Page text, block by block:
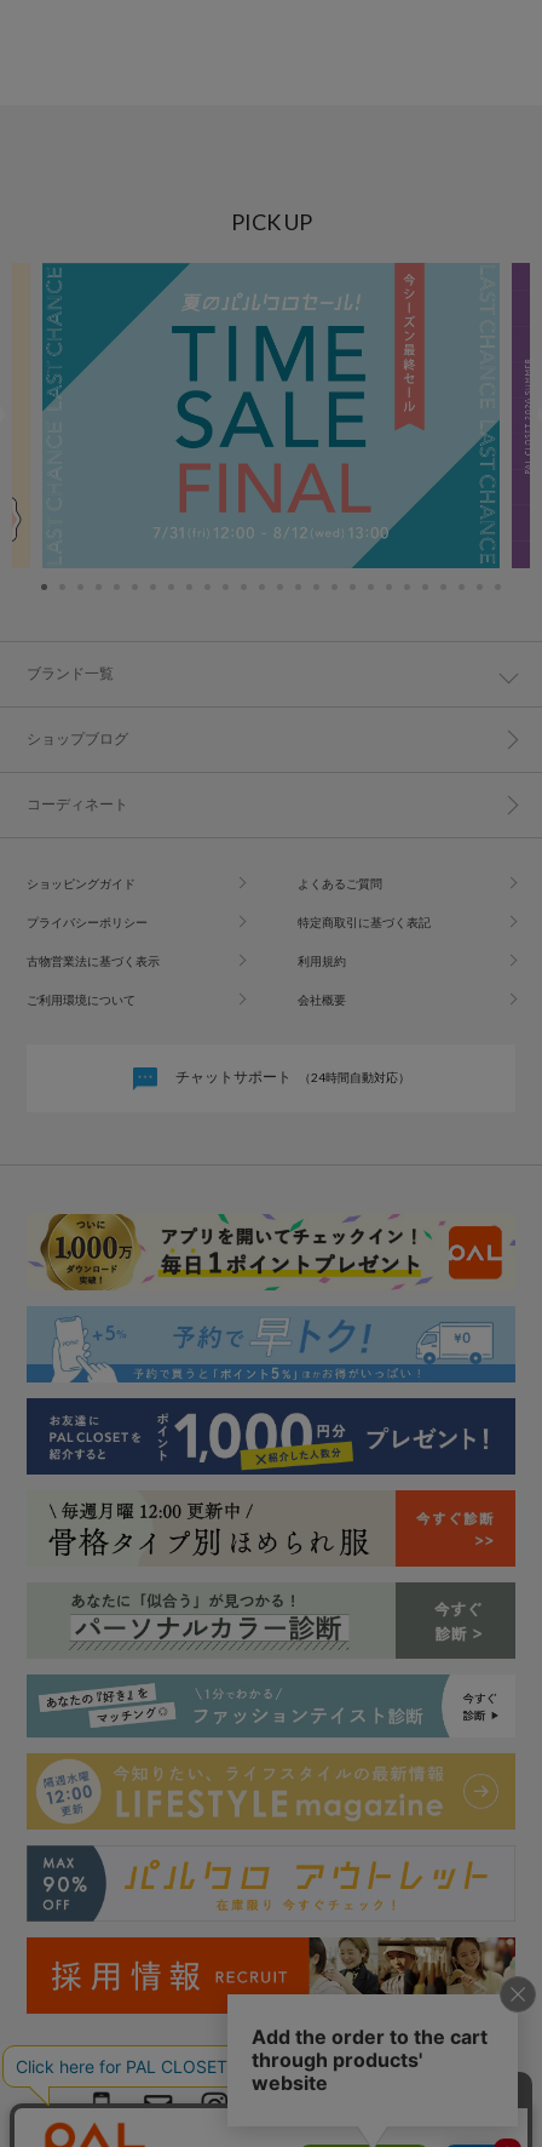
PICK UP
ブランド一覧
ショップブログ
コーディネート
ショッピングガイド よくあるご質問
プライバシーポリシー 特定商取引に基づく表記
古物営業法に基づく表示 利用規約
ご利用環境について 会社概要
チャットサポート （24時間自動対応）